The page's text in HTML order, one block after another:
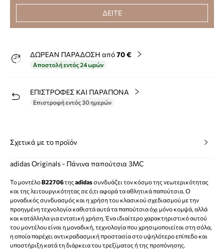
ΔΕΙΤΕ
ΔΩΡΕΑΝ ΠΑΡΑΔΟΣΗ από70 €
Αποστολή εντός 24 ωρών
ΕΠΙΣΤΡΟΦΕΣ ΚΑΙ ΠΑΡΑΠΟΝΑ
Επιστροφή εντός 30 ημερών
Σχετικά με το προϊόν
adidas Originals - Πάνινα παπούτσια 3MC
Το μοντέλοB22706τηςadidasσυνδυάζει τον κόσμο της νεωτερικότητας
και της λειτουργικότητας σε ό,τι αφορά τα αθλητικά παπούτσια. Ο
μοναδικός συνδυασμός και η χρήση του κλασικού σχεδιασμού με την
προηγμένη τεχνολογία καθιστά αυτά τα παπούτσια όχι μόνο κομψά, αλλά
και κατάλληλα για εντατική χρήση. Ένα ιδιαίτερο χαρακτηριστικό αυτού
του μοντέλου είναι η μοναδική, τεχνολογία που χρησιμοποιείται στη σόλα,
η οποία παρέχει αντικραδασμική προστασία στο υψηλότερο επίπεδο και
υποστήριξη κατά τη διάρκεια του τρεξίματος ή της προπόνησης.